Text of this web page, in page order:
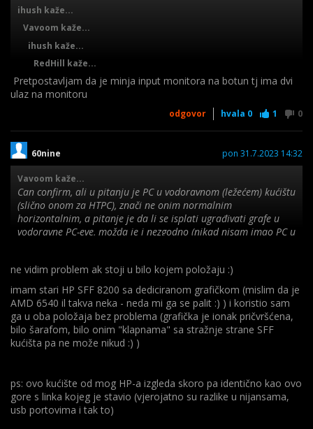
ihush kaže...
Vavoom kaže...
ihush kaže...
RedHill kaže...
-tad treba nabaviti (nešto skuplji) dp-hdmi adapter ili kabel..
-ispravak čega? tog da nema dvi? pa što? .. ili što je tad juzer
spajao na što,
dok kaže da je spojio na sva tri.. tj juzer treba
dati kvalitetne info ako želi dobiti kvalitetan odgovor dok se
ovako šamaramo pokvarenim telefonom i tek iz osmog
pokušaja imamo nešto upotrebljivo.. :) ..
-ostatak, malo se uspori, s čime se točno ne slažeš (ili misliš da
je palac lajkanje?) :) .. nije. Ispravi netočno može i bez citata
-po svemu što se da između redova pročitati, juzer je kupio
hdmi-na-vga konverter.. treba dp-hdmi adapter ili vga-na-hdmi
konverter, sve ostalo neće raditi ili je nepotrebno-besmisleno,
skuplje..
Pretpostavljam da je minja input monitora na botun tj ima dvi
ulaz na monitoru
odgovor hvala 0 1 0
60nine pon 31.7.2023 14:32
Vavoom kaže...
Can confirm, ali u pitanju je PC u vodoravnom (ležećem) kućištu
(slično onom za HTPC), znači ne onim normalnim
horizontalnim, a pitanje je da li se isplati ugrađivati grafe u
vodoravne PC-eve, možda je i nezgodno (nikad nisam imao PC u
Edit: Kada smo već kod polovnih grafa, ja bi mu preporučio
HD5670 ako se radilo o horizontalnom, imao sam je prije 14
god. i dobro se pokazala
ne vidim problem ak stoji u bilo kojem položaju :)
imam stari HP SFF 8200 sa dediciranom grafičkom (mislim da je
AMD 6540 il takva neka - neda mi ga se palit :) ) i koristio sam
ga u oba položaja bez problema (grafička je ionak pričvršćena,
bilo šarafom, bilo onim "klapnama" sa stražnje strane SFF
kućišta pa ne može nikud :) )
ps: ovo kućište od mog HP-a izgleda skoro pa identično kao ovo
gore s linka kojeg je stavio (vjerojatno su razlike u nijansama,
usb portovima i tak to)